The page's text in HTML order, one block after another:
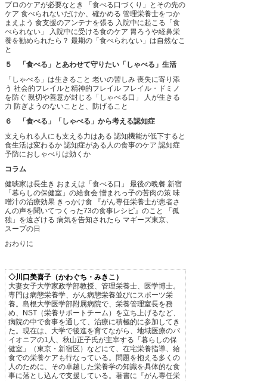
プロのケアが必要なとき
「食べる口づくり」とその先の
ケア 食べられないだけか、確かめる 管理栄養士をつか
まえよう 食支援のアンテナを張る 入院中に起こる「食
べられない」
入院中に受ける食のケア 胃ろうや経鼻栄
養を勧められたら？ 最期の「食べられない」は自然なこ
と
５ 「食べる」とあわせて守りたい「しゃべる」生活
「しゃべる」は生きること 老いの苦しみ 喪失に寄り添
う 社会的フレイルと精神的フレイル フレイル・ドミノ
を防ぐ 親切や善意が封じる「しゃべる口」
人が生きる
力 防ぎようのないことと、防げること
６ 「食べる」「しゃべる」から考える認知症
支えられる人にも支える力はある 認知機能が低下すると
食生活は変わるか 認知症がある人の食事のケア 認知症
予防におしゃべりは効くか
コラム
健啖家は長生き おまえは「食べる口」 最後の晩餐 新宿
「暮らしの保健室」の給食会憎まれっ子の苦肉の策 味
噌汁の治療効果 きっかけ食 『がん専任栄養士が患者さ
んの声を聞いてつくった73の食事レシピ』のこと
「孤
独」を遠ざける 病気を告知されたら マギーズ東京、
スープの日
おわりに
◇川口美喜子（かわぐち・みきこ）
大妻女子大学家政学部教授、管理栄養士、医学博士。
専門は病態栄養学、がん病態栄養並びにスポーツ栄
養。島根大学医学部附属病院で、栄養管理室長を務
め、NST（栄養サポートチーム）を立ち上げるなど、
病院の中で食事を通して、治療に積極的に参加してき
た。現在は、大学で後進を育てながら、地域医療のパ
イオニアの1人、秋山正子氏が主宰する「暮らしの保
健室」（東京・新宿区）などにて、在宅栄養指導、給
食での栄養ケアも行なっている。問題を抱える多くの
人のために、その卓越した栄養学の知識を具体的な食
事に落とし込んで支援している。著書に『がん専任栄